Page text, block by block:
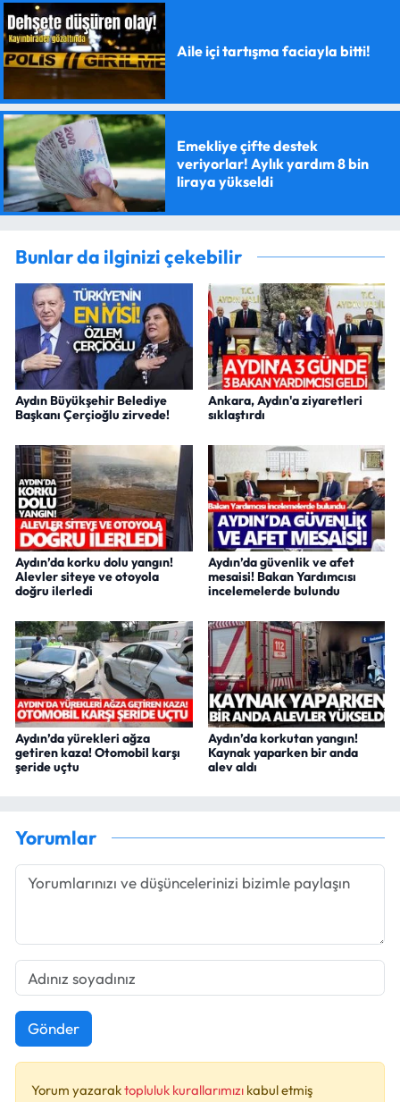
Aile içi tartışma faciayla bitti!
Emekliye çifte destek
veriyorlar! Aylık yardım 8 bin
liraya yükseldi
Bunlar da ilginizi çekebilir
Aydın Büyükşehir Belediye
Başkanı Çerçioğlu zirvede!
Ankara, Aydın'a ziyaretleri
sıklaştırdı
Aydın’da korku dolu yangın!
Alevler siteye ve otoyola
doğru ilerledi
Aydın’da güvenlik ve afet
mesaisi! Bakan Yardımcısı
incelemelerde bulundu
Aydın’da yürekleri ağza
getiren kaza! Otomobil karşı
şeride uçtu
Aydın’da korkutan yangın!
Kaynak yaparken bir anda
alev aldı
Yorumlar
Gönder
Yorum yazaraktopluluk kurallarımızı kabul etmiş